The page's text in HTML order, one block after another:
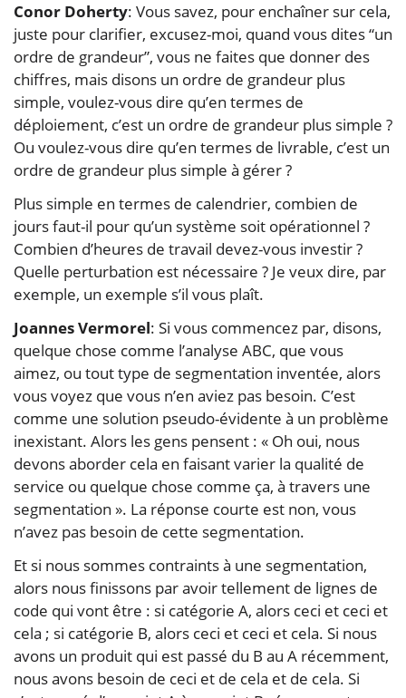
Conor Doherty: Vous savez, pour enchaîner sur cela,
juste pour clarifier, excusez-moi, quand vous dites “un
ordre de grandeur”, vous ne faites que donner des
chiffres, mais disons un ordre de grandeur plus
simple, voulez-vous dire qu’en termes de
déploiement, c’est un ordre de grandeur plus simple ?
Ou voulez-vous dire qu’en termes de livrable, c’est un
ordre de grandeur plus simple à gérer ?
Plus simple en termes de calendrier, combien de
jours faut-il pour qu’un système soit opérationnel ?
Combien d’heures de travail devez-vous investir ?
Quelle perturbation est nécessaire ? Je veux dire, par
exemple, un exemple s’il vous plaît.
Joannes Vermorel: Si vous commencez par, disons,
quelque chose comme l’analyse ABC, que vous
aimez, ou tout type de segmentation inventée, alors
vous voyez que vous n’en aviez pas besoin. C’est
comme une solution pseudo-évidente à un problème
inexistant. Alors les gens pensent : « Oh oui, nous
devons aborder cela en faisant varier la qualité de
service ou quelque chose comme ça, à travers une
segmentation ». La réponse courte est non, vous
n’avez pas besoin de cette segmentation.
Et si nous sommes contraints à une segmentation,
alors nous finissons par avoir tellement de lignes de
code qui vont être : si catégorie A, alors ceci et ceci et
cela ; si catégorie B, alors ceci et ceci et cela. Si nous
avons un produit qui est passé du B au A récemment,
nous avons besoin de ceci et de cela et de cela. Si